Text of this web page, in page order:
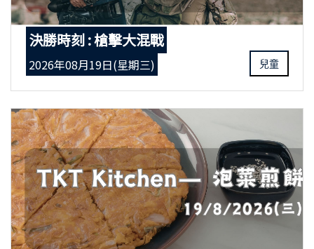
決勝時刻 : 槍擊大混戰
2026年08月19日(星期三) 兒童